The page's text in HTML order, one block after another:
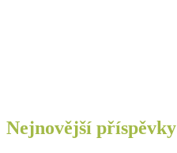
Nejnovější příspěvky